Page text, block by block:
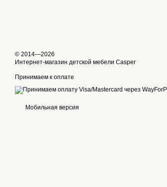
© 2014—2026
Интернет-магазин детской мебели Casper
Принимаем к оплате
Мобильная версия